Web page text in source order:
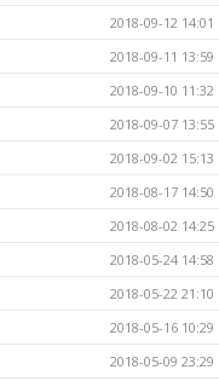
2018-09-12 14:01
2018-09-11 13:59
2018-09-10 11:32
2018-09-07 13:55
2018-09-02 15:13
2018-08-17 14:50
2018-08-02 14:25
2018-05-24 14:58
2018-05-22 21:10
2018-05-16 10:29
2018-05-09 23:29